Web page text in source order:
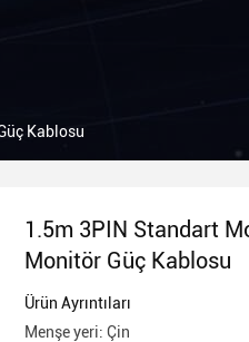
Kablosu
1.5m 3PIN Standart
Monitör Güç Kablosu
Ürün Ayrıntıları
Menşe yeri: Çin